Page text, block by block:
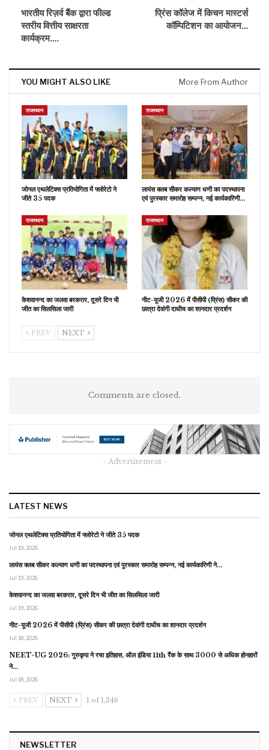
भारतीय रिज़र्व बैंक द्वारा फील्ड
स्तरीय वित्तीय साक्षरता
कार्यक्रम….
प्रिंस कॉलेज में किचन मास्टर्स
कॉम्पिटिशन का आयोजन…
YOU MIGHT ALSO LIKE More From Author
राजस्थान
जोनल एथलेटिक्स प्रतियोगिता में फ्लोरेटो ने
जीते 35 पदक
राजस्थान
लायंस क्लब सीकर कल्याण धणी का पदस्थापना
एवं पुरस्कार समारोह सम्पन्न, नई कार्यकारिणी…
राजस्थान
केशवानन्द का जलवा बरकरार, दूसरे दिन भी
जीत का सिलसिला जारी
राजस्थान
नीट-यूजी 2026 में पीसीपी (प्रिंस) सीकर की
छात्रा देवांगी दाधीच का शानदार प्रदर्शन
PREV NEXT
Comments are closed.
- Advertisement -
LATEST NEWS
जोनल एथलेटिक्स प्रतियोगिता में फ्लोरेटो ने जीते 35 पदक
Jul 19, 2026
लायंस क्लब सीकर कल्याण धणी का पदस्थापना एवं पुरस्कार समारोह सम्पन्न, नई कार्यकारिणी ने…
Jul 19, 2026
केशवानन्द का जलवा बरकरार, दूसरे दिन भी जीत का सिलसिला जारी
Jul 19, 2026
नीट-यूजी 2026 में पीसीपी (प्रिंस) सीकर की छात्रा देवांगी दाधीच का शानदार प्रदर्शन
Jul 18, 2026
NEET-UG 2026: गुरुकृपा ने रचा इतिहास, ऑल इंडिया 11th रैंक के साथ 3000 से अधिक होनहारों
ने…
Jul 18, 2026
PREV NEXT 1 of 1,346
NEWSLETTER